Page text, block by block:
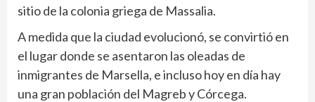
sitio de la colonia griega de Massalia.
A medida que la ciudad evolucionó, se convirtió en
el lugar donde se asentaron las oleadas de
inmigrantes de Marsella, e incluso hoy en día hay
una gran población del Magreb y Córcega.